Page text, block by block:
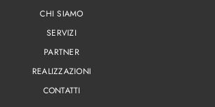
CHI SIAMO
SERVIZI
PARTNER
REALIZZAZIONI
CONTATTI